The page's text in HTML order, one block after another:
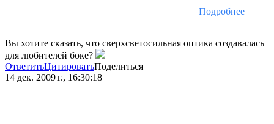
Подробнее
Вы хотите сказать, что сверхсветосильная оптика создавалась
для любителей боке?
ОтветитьЦитироватьПоделиться
14 дек. 2009 г., 16:30:18